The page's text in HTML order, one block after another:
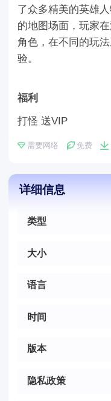
了众多精美的英雄
的地图场面，玩家
角色，在不同的玩
验。
福利
打怪 送VIP
需要网络 免费
详细信息
类型
大小
语言
时间
版本
隐私政策